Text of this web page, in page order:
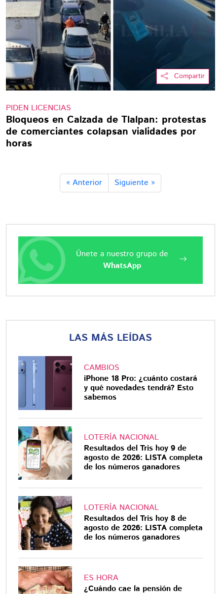
Compartir
PIDEN LICENCIAS
Bloqueos en Calzada de Tlalpan: protestas
de comerciantes colapsan vialidades por
horas
« Anterior Siguiente »
Únete a nuestro grupo de
WhatsApp
LAS MÁS LEÍDAS
CAMBIOS
iPhone 18 Pro: ¿cuánto costará
y qué novedades tendrá? Esto
sabemos
LOTERÍA NACIONAL
Resultados del Tris hoy 9 de
agosto de 2026: LISTA completa
de los números ganadores
LOTERÍA NACIONAL
Resultados del Tris hoy 8 de
agosto de 2026: LISTA completa
de los números ganadores
ES HORA
¿Cuándo cae la pensión de